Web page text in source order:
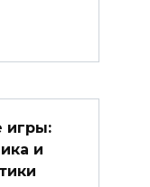
игры:
и